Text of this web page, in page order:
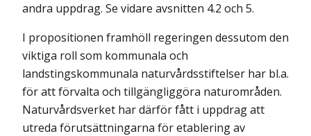
andra uppdrag. Se vidare avsnitten 4.2 och 5.
I propositionen framhöll regeringen dessutom den
viktiga roll som kommunala och
landstingskommunala naturvårdsstiftelser har bl.a.
för att förvalta och tillgängliggöra naturområden.
Naturvårdsverket har därför fått i uppdrag att
utreda förutsättningarna för etablering av